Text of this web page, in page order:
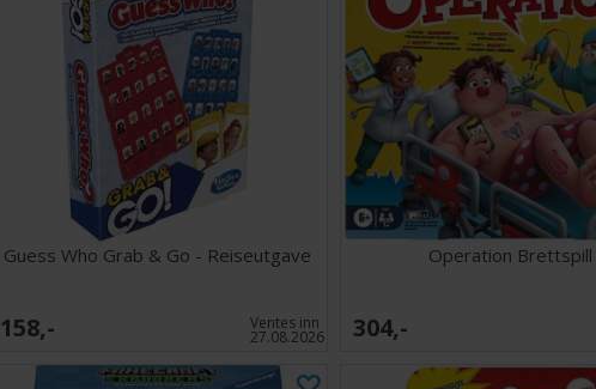
Guess Who Grab & Go - Reiseutgave
158,- Ventes inn
27.08.2026
Operation Brettspill
304,-